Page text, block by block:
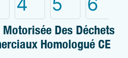
Des Déchets
Homologué CE